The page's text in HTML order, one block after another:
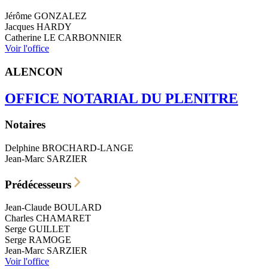
Jérôme GONZALEZ
Jacques HARDY
Catherine LE CARBONNIER
Voir l'office
ALENCON
OFFICE NOTARIAL DU PLENITRE
Notaires
Delphine BROCHARD-LANGE
Jean-Marc SARZIER
Prédécesseurs
Jean-Claude BOULARD
Charles CHAMARET
Serge GUILLET
Serge RAMOGE
Jean-Marc SARZIER
Voir l'office